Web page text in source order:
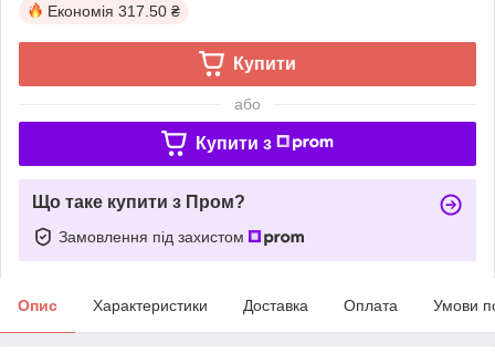
Економія 317.50 ₴
Купити
або
Купити з
Що таке купити з Пром?
Замовлення під захистом
Опис Характеристики Доставка Оплата Умови